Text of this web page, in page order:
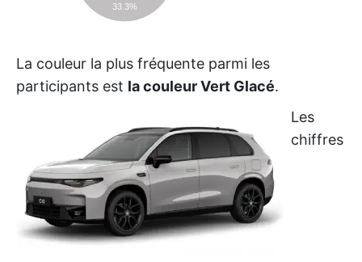
33.3%
La couleur la plus fréquente parmi les
participants est la couleur Vert Glacé.
Les
chiffres